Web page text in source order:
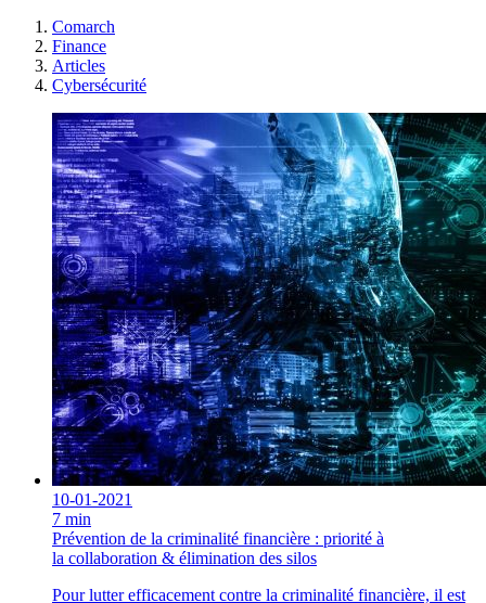
Comarch
Finance
Articles
Cybersécurité
10-01-2021
7 min
Prévention de la criminalité financière : priorité à
la collaboration & élimination des silos
Pour lutter efficacement contre la criminalité financière, il est